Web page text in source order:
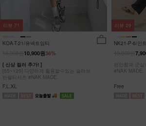
KOA-T-21/유넥트임티
36%
10,900원
[ 신상 컬러 추가! ]
[55~120] 다양하게 활용할수있는 슬라브
반팔티셔츠 #NAK MADE.
F,L,XL
리뷰 71
NK21-P-6/인
편안함과 군
#NAK MADE.
Free
리뷰 29